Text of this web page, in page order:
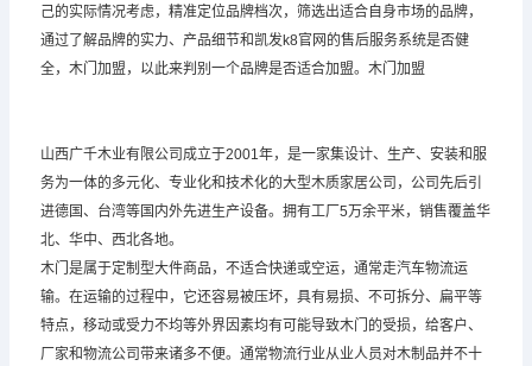
己的实际情况考虑，精准定位品牌档次，筛选出适合自身市场的品牌，
通过了解品牌的实力、产品细节和凯发k8官网的售后服务系统是否健
全，木门加盟，以此来判别一个品牌是否适合加盟。木门加盟
山西广千木业有限公司成立于2001年，是一家集设计、生产、安装和服
务为一体的多元化、专业化和技术化的大型木质家居公司，公司先后引
进德国、台湾等国内外先进生产设备。拥有工厂5万余平米，销售覆盖华
北、华中、西北各地。
木门是属于定制型大件商品，不适合快递或空运，通常走汽车物流运
输。在运输的过程中，它还容易被压坏，具有易损、不可拆分、扁平等
特点，移动或受力不均等外界因素均有可能导致木门的受损，给客户、
厂家和物流公司带来诸多不便。通常物流行业从业人员对木制品并不十